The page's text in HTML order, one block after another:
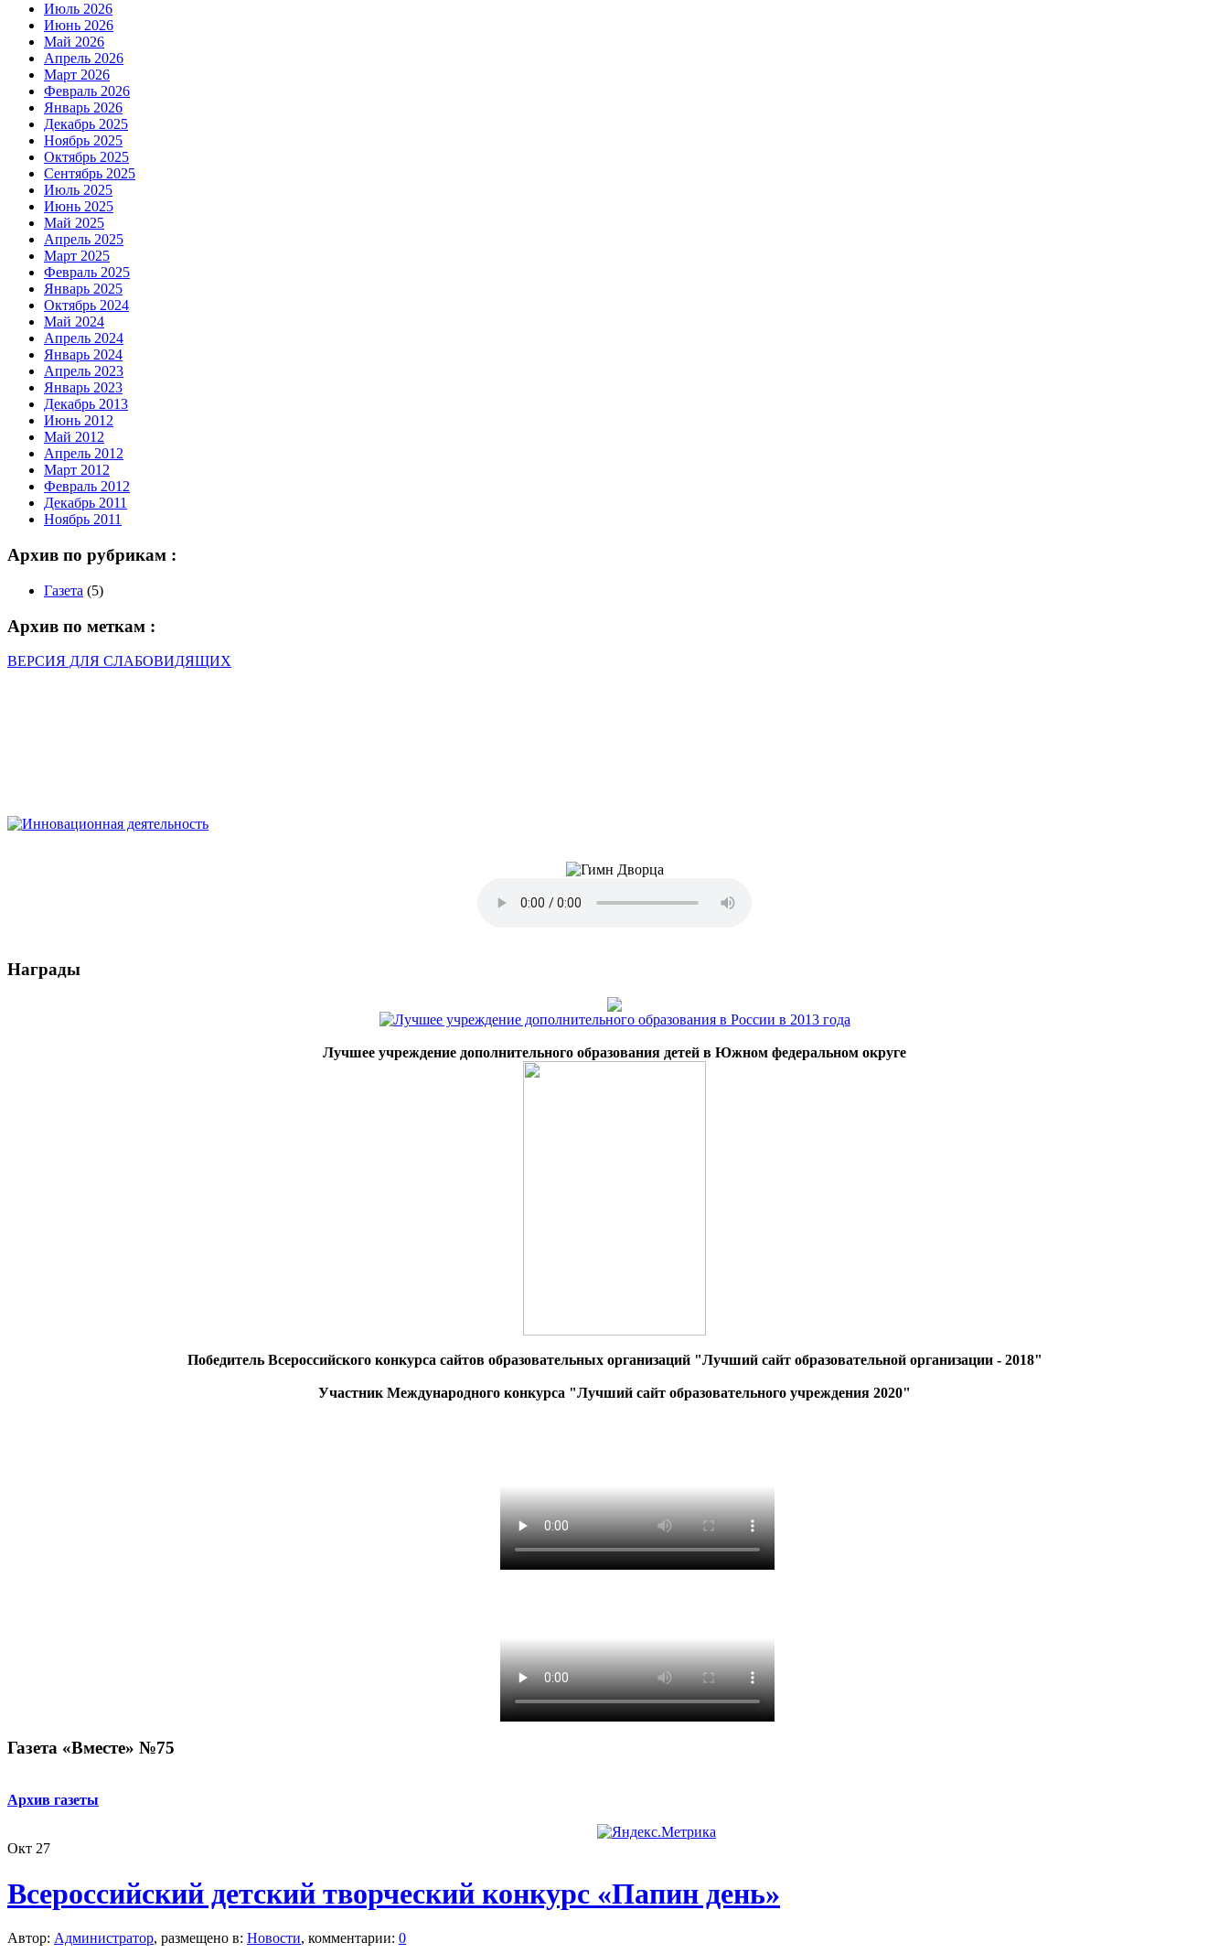
Июль 2026
Июнь 2026
Май 2026
Апрель 2026
Март 2026
Февраль 2026
Январь 2026
Декабрь 2025
Ноябрь 2025
Октябрь 2025
Сентябрь 2025
Июль 2025
Июнь 2025
Май 2025
Апрель 2025
Март 2025
Февраль 2025
Январь 2025
Октябрь 2024
Май 2024
Апрель 2024
Январь 2024
Апрель 2023
Январь 2023
Декабрь 2013
Июнь 2012
Май 2012
Апрель 2012
Март 2012
Февраль 2012
Декабрь 2011
Ноябрь 2011
Архив по рубрикам :
Газета (5)
Архив по меткам :
ВЕРСИЯ ДЛЯ СЛАБОВИДЯЩИХ
Награды
Лучшее учреждение дополнительного образования детей в Южном федеральном округе
Победитель Всероссийского конкурса сайтов образовательных организаций "Лучший сайт образовательной организации - 2018"
Участник Международного конкурса "Лучший сайт образовательного учреждения 2020"
Газета «Вместе» №75
Архив газеты
Окт 27
Всероссийский детский творческий конкурс «Папин день»
Автор: Администратор, размещено в: Новости, комментарии: 0